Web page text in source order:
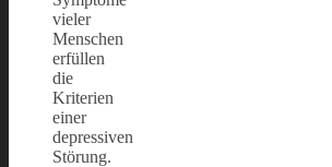
vieler
Menschen
erfüllen
die
Kriterien
einer
depressiven
Störung.